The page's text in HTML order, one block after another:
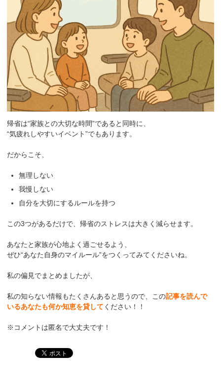
帰省は“家族との大切な時間”であると同時に、
“気疲れしやすいイベント”でもあります。
だからこそ、
無理しない
我慢しない
自分を大切にするルールを持つ
この3つがあるだけで、帰省のストレスは大きく減らせます。
あなたと家族が心地よく過ごせるよう、
ぜひ“あなた自身のマイルール”をつくってみてくださいね。
私の偏見でまとめましたが、
私の知らない情報もたくさんあると思うので、この記事を読んで
いるあなたも何か知恵を貸して ください！！
※コメントは匿名で大丈夫です！